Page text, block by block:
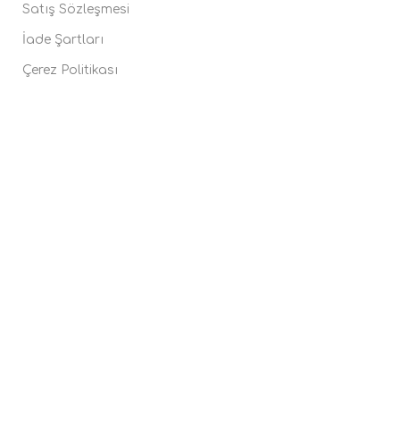
Satış Sözleşmesi
İade Şartları
Çerez Politikası